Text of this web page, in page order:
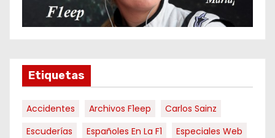
s
Etiquetas
Accidentes Archivos F1eep
Carlos Sainz
Escuderías
Españoles En La F1
Especiales Web